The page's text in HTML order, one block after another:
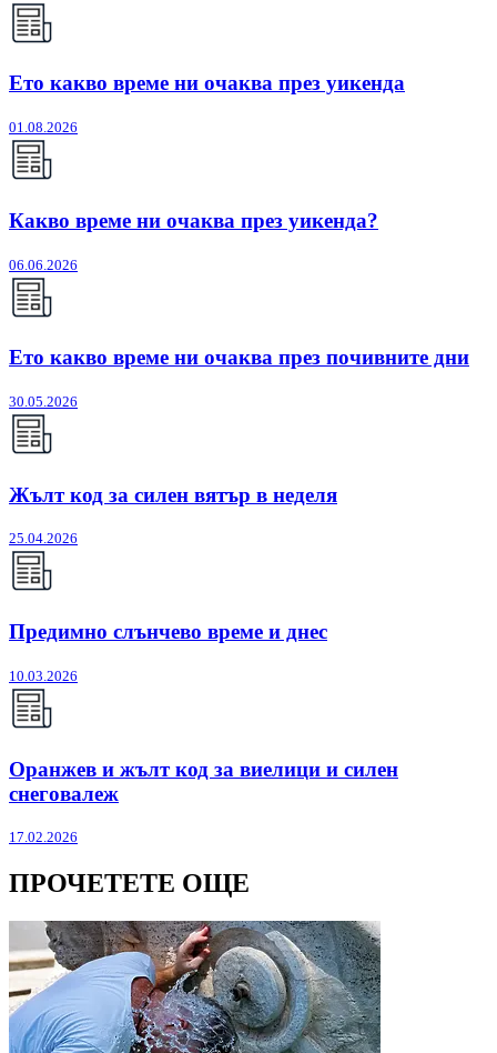
Ето какво време ни очаква през уикенда
01.08.2026
Какво време ни очаква през уикенда?
06.06.2026
Ето какво време ни очаква през почивните дни
30.05.2026
Жълт код за силен вятър в неделя
25.04.2026
Предимно слънчево време и днес
10.03.2026
Оранжев и жълт код за виелици и силен
снеговалеж
17.02.2026
ПРОЧЕТЕТЕ ОЩЕ